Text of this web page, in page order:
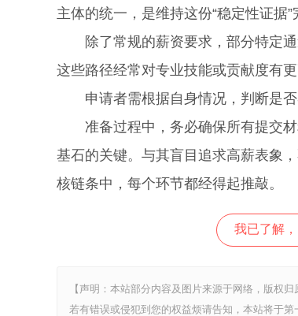
主体的统一，是维持这份“稳定性证据”
除了常规的薪资要求，部分特定通
这些路径经常对专业技能或贡献度有
申请者需根据自身情况，判断是否
准备过程中，务必确保所有提交材
基石的关键。与其盲目追求高薪表象
核链条中，每个环节都经得起推敲。
我已了解
【声明：本站部分内容及图片来源于网络，版权
若有错误或侵犯到您的权益烦请告知，本站将于第